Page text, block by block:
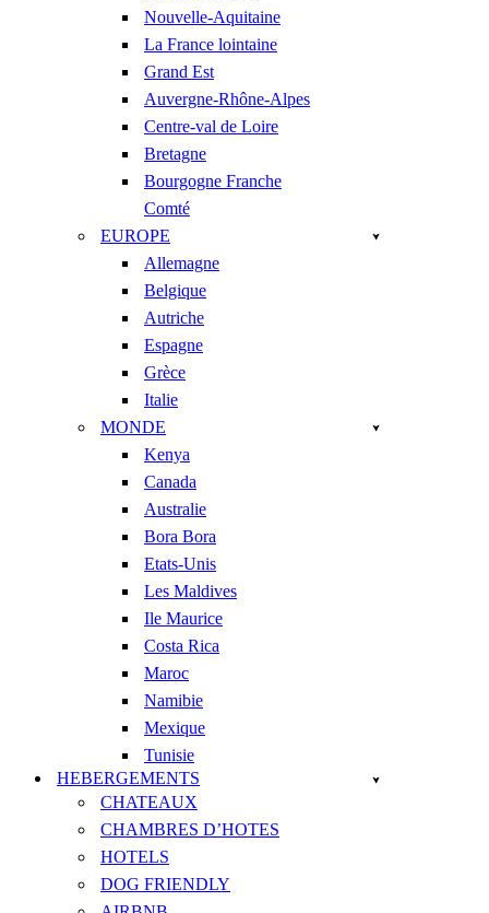
Nouvelle-Aquitaine
La France lointaine
Grand Est
Auvergne-Rhône-Alpes
Centre-val de Loire
Bretagne
Bourgogne Franche
Comté
EUROPE
Allemagne
Belgique
Autriche
Espagne
Grèce
Italie
MONDE
Kenya
Canada
Australie
Bora Bora
Etats-Unis
Les Maldives
Ile Maurice
Costa Rica
Maroc
Namibie
Mexique
Tunisie
HEBERGEMENTS
CHATEAUX
CHAMBRES D’HOTES
HOTELS
DOG FRIENDLY